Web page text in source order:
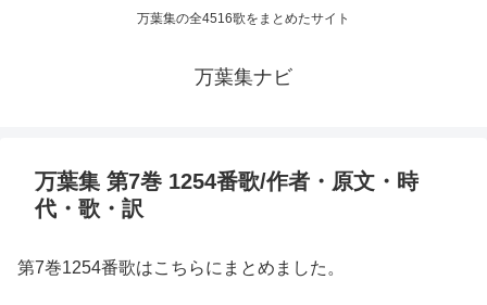
万葉集の全4516歌をまとめたサイト
万葉集ナビ
万葉集 第7巻 1254番歌/作者・原文・時
代・歌・訳
第7巻1254番歌はこちらにまとめました。